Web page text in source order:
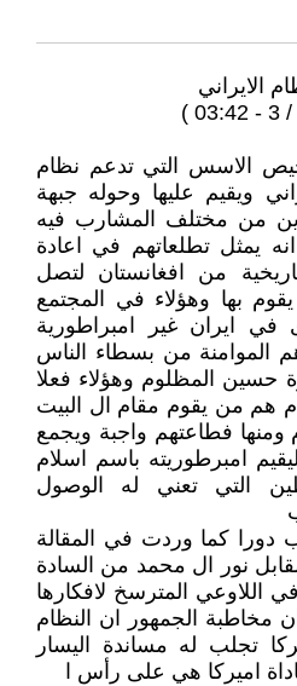
الاسس التي تدعم نظام
ويقيم عليها وحوله جبهة
من مختلف المشارب فيه
يمثل تطلعاتهم في اعادة
من افغانستان لتصل
بها وهؤلاء في المجتمع
في ايران غير امبراطورية
الموامنة من بسطاء الناس
حسين المظلوم وهؤلاء فعلا
هم من يقوم مقام ال البيت
ومنها فطاعتهم واجبة ويجمع
امبرطوريته باسم اسلام
التي تعني له الوصول
دورا كما وردت في المقالة
نور ال محمد من السادة
اللاوعي المترسخ لافكارها
مخاطبة الجمهور ان النظام
تجلب له مساندة اليسار
اميركا هي على رأس ا